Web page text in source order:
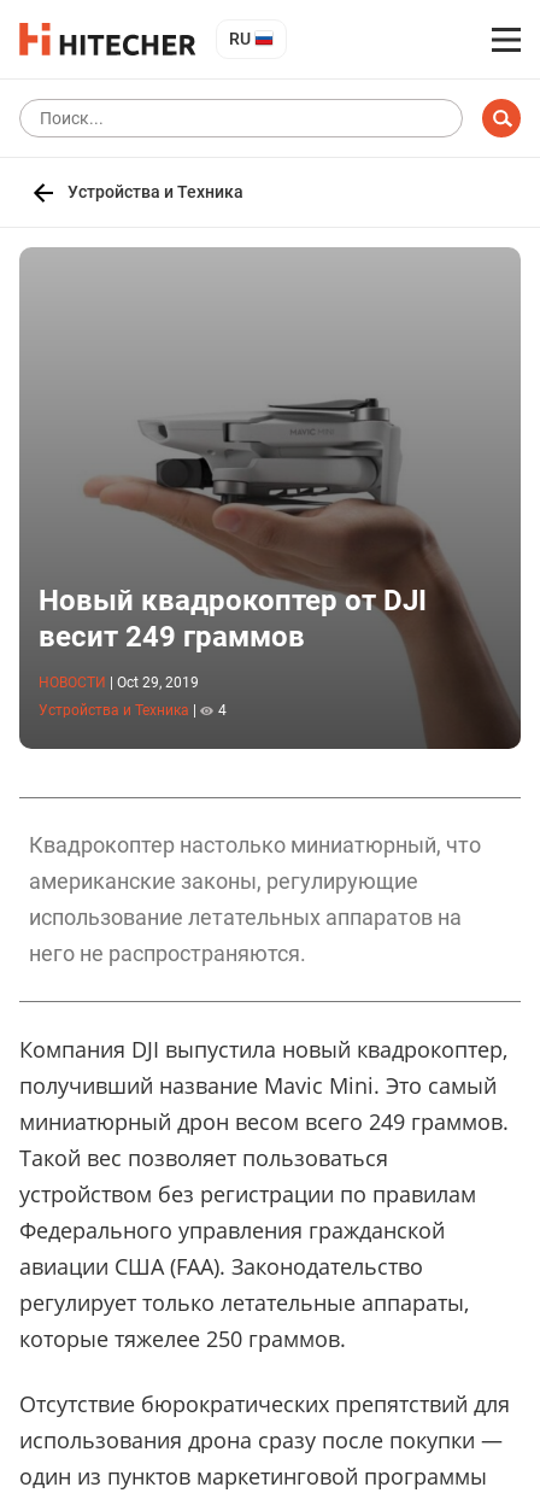
RU
Устройства и Техника
Новый квадрокоптер от DJI
весит 249 граммов
НОВОСТИ
Oct 29, 2019
Устройства и Техника
4
Квадрокоптер настолько миниатюрный, что
американские законы, регулирующие
использование летательных аппаратов на
него не распространяются.
Компания DJI выпустила новый квадрокоптер,
получивший название Mavic Mini. Это самый
миниатюрный дрон весом всего 249 граммов.
Такой вес позволяет пользоваться
устройством без регистрации по правилам
Федерального управления гражданской
авиации США (FAA). Законодательство
регулирует только летательные аппараты,
которые тяжелее 250 граммов.
Отсутствие бюрократических препятствий для
использования дрона сразу после покупки —
один из пунктов маркетинговой программы